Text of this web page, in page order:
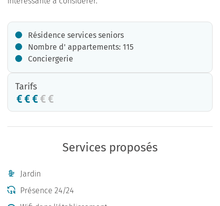
Résidence services seniors
Nombre d' appartements: 115
Conciergerie
Tarifs
Services proposés
Jardin
Présence 24/24